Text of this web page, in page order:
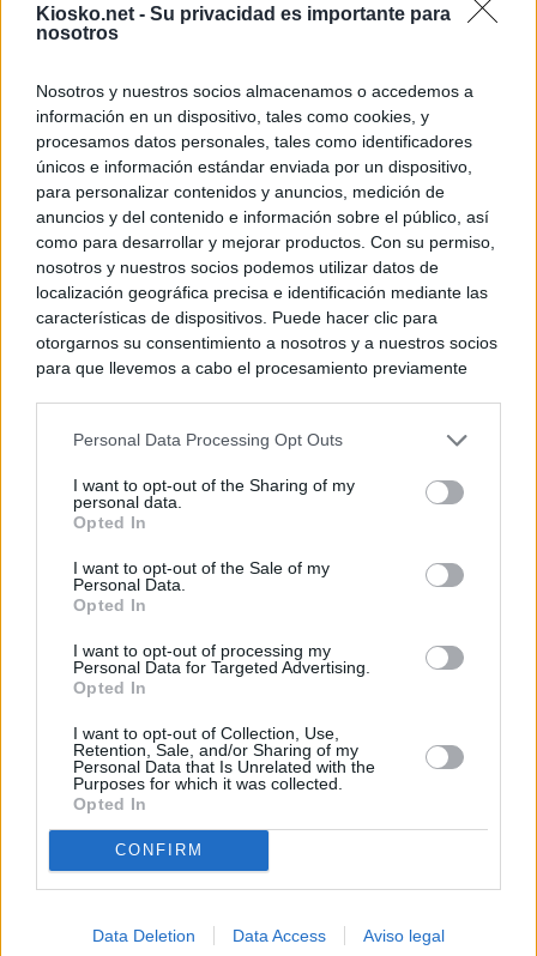
Kiosko.net - Su privacidad es importante para
nosotros
Nosotros y nuestros socios almacenamos o accedemos a
información en un dispositivo, tales como cookies, y
procesamos datos personales, tales como identificadores
únicos e información estándar enviada por un dispositivo,
para personalizar contenidos y anuncios, medición de
anuncios y del contenido e información sobre el público, así
como para desarrollar y mejorar productos. Con su permiso,
nosotros y nuestros socios podemos utilizar datos de
localización geográfica precisa e identificación mediante las
características de dispositivos. Puede hacer clic para
otorgarnos su consentimiento a nosotros y a nuestros socios
para que llevemos a cabo el procesamiento previamente
negar su consentimiento. Tenga en cuenta que algún
de su consentimiento, pero usted tiene el derecho de
rechazar tal procesamiento. Sus preferencias se aplicarán
cualquier momento entrando de nuevo en este sitio web o
visitando nuestra política de privacidad.
Personal Data Processing Opt Outs
I want to opt-out of the Sharing of my
personal data.
Opted In
I want to opt-out of the Sale of my
Personal Data.
Opted In
I want to opt-out of processing my
Personal Data for Targeted Advertising.
Opted In
I want to opt-out of Collection, Use,
Retention, Sale, and/or Sharing of my
Personal Data that Is Unrelated with the
Purposes for which it was collected.
Opted In
CONFIRM
Data Deletion Data Access Aviso legal